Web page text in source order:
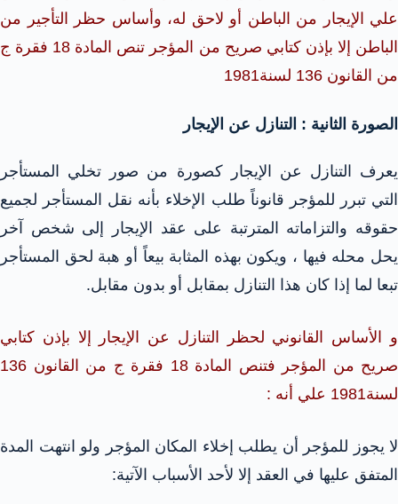
علي الإيجار من الباطن أو لاحق له، وأساس حظر التأجير من
الباطن إلا بإذن كتابي صريح من المؤجر تنص المادة 18 فقرة ج
من القانون 136 لسنة1981
الصورة الثانية : التنازل عن الإيجار
يعرف التنازل عن الإيجار كصورة من صور تخلي المستأجر
التي تبرر للمؤجر قانوناً طلب الإخلاء بأنه نقل المستأجر لجميع
حقوقه والتزاماته المترتبة على عقد الإيجار إلى شخص آخر
يحل محله فيها ، ويكون بهذه المثابة بيعاً أو هبة لحق المستأجر
تبعا لما إذا كان هذا التنازل بمقابل أو بدون مقابل.
و الأساس القانوني لحظر التنازل عن الإيجار إلا بإذن كتابي
صريح من المؤجر فتنص المادة 18 فقرة ج من القانون 136
لسنة1981 علي أنه :
لا يجوز للمؤجر أن يطلب إخلاء المكان المؤجر ولو انتهت المدة
المتفق عليها في العقد إلا لأحد الأسباب الآتية: